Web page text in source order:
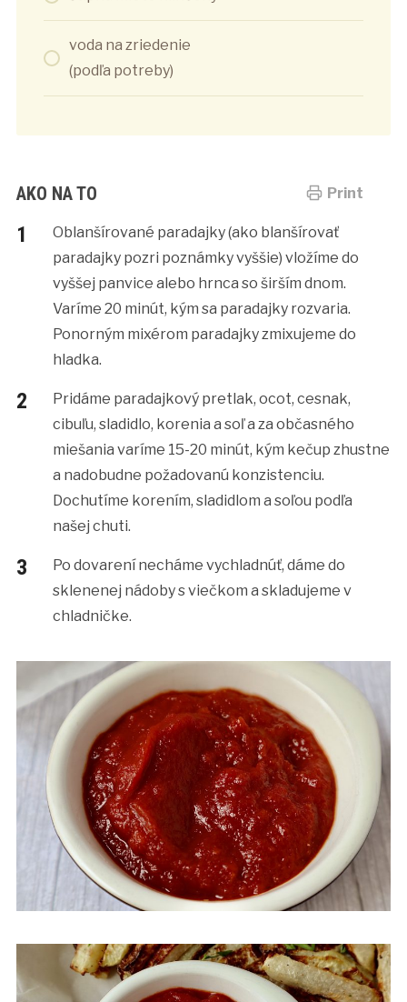
voda na zriedenie
(podľa potreby)
Print
AKO NA TO
Oblanšírované paradajky (ako blanšírovať
paradajky pozri poznámky vyššie) vložíme do
vyššej panvice alebo hrnca so širším dnom.
Varíme 20 minút, kým sa paradajky rozvaria.
Ponorným mixérom paradajky zmixujeme do
hladka.
Pridáme paradajkový pretlak, ocot, cesnak,
cibuľu, sladidlo, korenia a soľ a za občasného
miešania varíme 15-20 minút, kým kečup zhustne
a nadobudne požadovanú konzistenciu.
Dochutíme korením, sladidlom a soľou podľa
našej chuti.
Po dovarení necháme vychladnúť, dáme do
sklenenej nádoby s viečkom a skladujeme v
chladničke.